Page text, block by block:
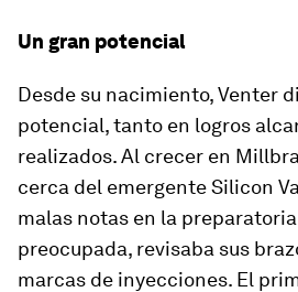
Un gran potencial
Desde su nacimiento, Venter
potencial, tanto en logros
realizados. Al crecer en
cerca del emergente Silicon
malas notas en la
preocupada, revisaba sus
marcas de inyecciones. El